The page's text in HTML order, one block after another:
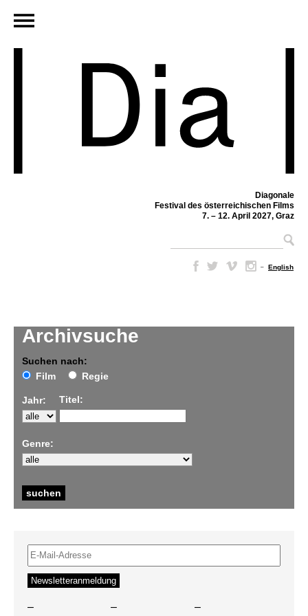
Diagonale
Festival des österreichischen Films
7. – 12. April 2027, Graz
– English
Archivsuche
Suchen nach:
Film
Regie
Jahr: Titel:
Genre:
– – –